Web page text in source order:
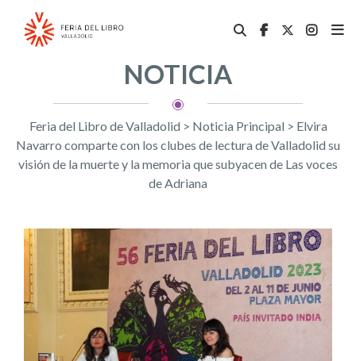
NOTICIA
Feria del Libro de Valladolid > Noticia Principal > Elvira
Navarro comparte con los clubes de lectura de Valladolid su
visión de la muerte y la memoria que subyacen de Las voces
de Adriana